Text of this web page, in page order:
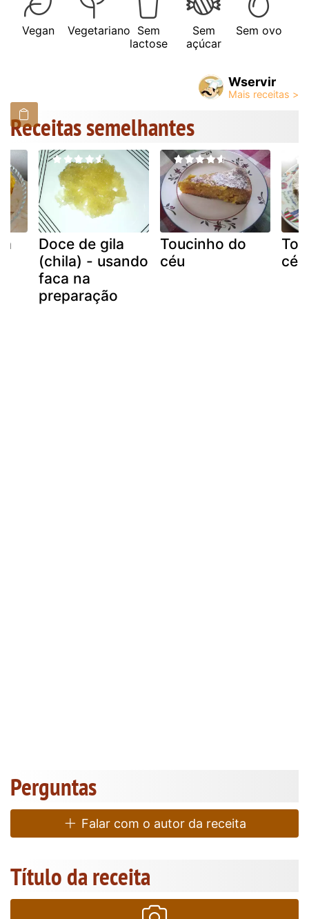
Vegan Vegetariano Sem
lactose
Sem
açúcar
Sem ovo
Wservir
Receitas semelhantes
Doce de gila
(chila) - usando
faca na
preparação
Toucinho do
céu
Perguntas
Falar com o autor da receita
Título da receita